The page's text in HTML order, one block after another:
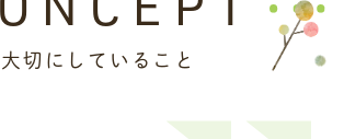
組みを行っております。
算（オンライン資格確認の
大切にしていること